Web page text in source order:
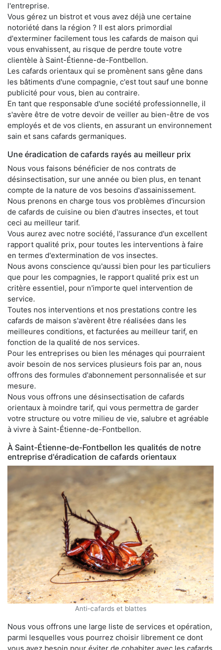
l'entreprise.
Vous gérez un bistrot et vous avez déjà une certaine
notoriété dans la région ? Il est alors primordial
d'exterminer facilement tous les cafards de maison qui
vous envahissent, au risque de perdre toute votre
clientèle à Saint-Étienne-de-Fontbellon.
Les cafards orientaux qui se promènent sans gêne dans
les bâtiments d'une compagnie, c'est tout sauf une bonne
publicité pour vous, bien au contraire.
En tant que responsable d'une société professionnelle, il
s'avère être de votre devoir de veiller au bien-être de vos
employés et de vos clients, en assurant un environnement
sain et sans cafards germaniques.
Une éradication de cafards rayés au meilleur prix
Nous vous faisons bénéficier de nos contrats de
désinsectisation, sur une année ou bien plus, en tenant
compte de la nature de vos besoins d'assainissement.
Nous prenons en charge tous vos problèmes d'incursion
de cafards de cuisine ou bien d'autres insectes, et tout
ceci au meilleur tarif.
Vous aurez avec notre société, l'assurance d'un excellent
rapport qualité prix, pour toutes les interventions à faire
en termes d'extermination de vos insectes.
Nous avons conscience qu'aussi bien pour les particuliers
que pour les compagnies, le rapport qualité prix est un
critère essentiel, pour n'importe quel intervention de
service.
Toutes nos interventions et nos prestations contre les
cafards de maison s'avèrent être réalisées dans les
meilleures conditions, et facturées au meilleur tarif, en
fonction de la qualité de nos services.
Pour les entreprises ou bien les ménages qui pourraient
avoir besoin de nos services plusieurs fois par an, nous
offrons des formules d'abonnement personnalisée et sur
mesure.
Nous vous offrons une désinsectisation de cafards
orientaux à moindre tarif, qui vous permettra de garder
votre structure ou votre milieu de vie, salubre et agréable
à vivre à Saint-Étienne-de-Fontbellon.
À Saint-Étienne-de-Fontbellon les qualités de notre
entreprise d'éradication de cafards orientaux
Anti-cafards et blattes
Nous vous offrons une large liste de services et opération,
parmi lesquelles vous pourrez choisir librement ce dont
vous avez besoin pour éviter de cohabiter avec les cafards